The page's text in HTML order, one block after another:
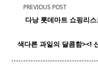
<span
class="nav-
screen-
text">Page</span>
PREVIOUS POST
​ 다낭 롯데마트 쇼핑리
색다른 과일의 달콤함><!